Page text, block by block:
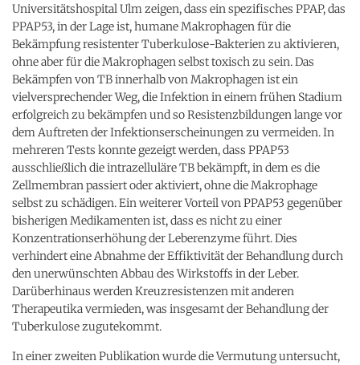
Universitätshospital Ulm zeigen, dass ein spezifisches PPAP, das
PPAP53, in der Lage ist, humane Makrophagen für die
Bekämpfung resistenter Tuberkulose-Bakterien zu aktivieren,
ohne aber für die Makrophagen selbst toxisch zu sein. Das
Bekämpfen von TB innerhalb von Makrophagen ist ein
vielversprechender Weg, die Infektion in einem frühen Stadium
erfolgreich zu bekämpfen und so Resistenzbildungen lange vor
dem Auftreten der Infektionserscheinungen zu vermeiden. In
mehreren Tests konnte gezeigt werden, dass PPAP53
ausschließlich die intrazelluläre TB bekämpft, in dem es die
Zellmembran passiert oder aktiviert, ohne die Makrophage
selbst zu schädigen. Ein weiterer Vorteil von PPAP53 gegenüber
bisherigen Medikamenten ist, dass es nicht zu einer
Konzentrationserhöhung der Leberenzyme führt. Dies
verhindert eine Abnahme der Effiktivität der Behandlung durch
den unerwünschten Abbau des Wirkstoffs in der Leber.
Darüberhinaus werden Kreuzresistenzen mit anderen
Therapeutika vermieden, was insgesamt der Behandlung der
Tuberkulose zugutekommt.
In einer zweiten Publikation wurde die Vermutung untersucht,